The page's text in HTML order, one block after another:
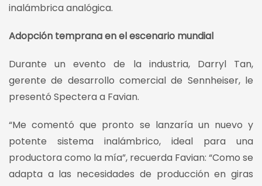
inalámbrica analógica.
Adopción temprana en el escenario mundial
Durante un evento de la industria, Darryl Tan,
gerente de desarrollo comercial de Sennheiser, le
presentó Spectera a Favian.
“Me comentó que pronto se lanzaría un nuevo y
potente sistema inalámbrico, ideal para una
productora como la mía”, recuerda Favian: “Como se
adapta a las necesidades de producción en giras